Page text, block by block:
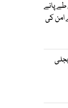
پانے
امن کی